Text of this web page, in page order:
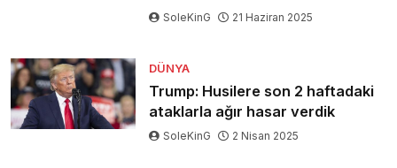
SoleKinG 21 Haziran 2025
DÜNYA
Trump: Husilere son 2 haftadaki
ataklarla ağır hasar verdik
SoleKinG 2 Nisan 2025